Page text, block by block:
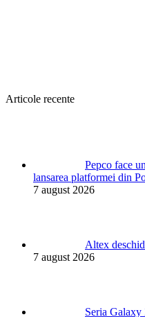
Articole recente
Pepco face
lansarea platformei din
7 august 2026
Altex
7 august 2026
Seria Galaxy